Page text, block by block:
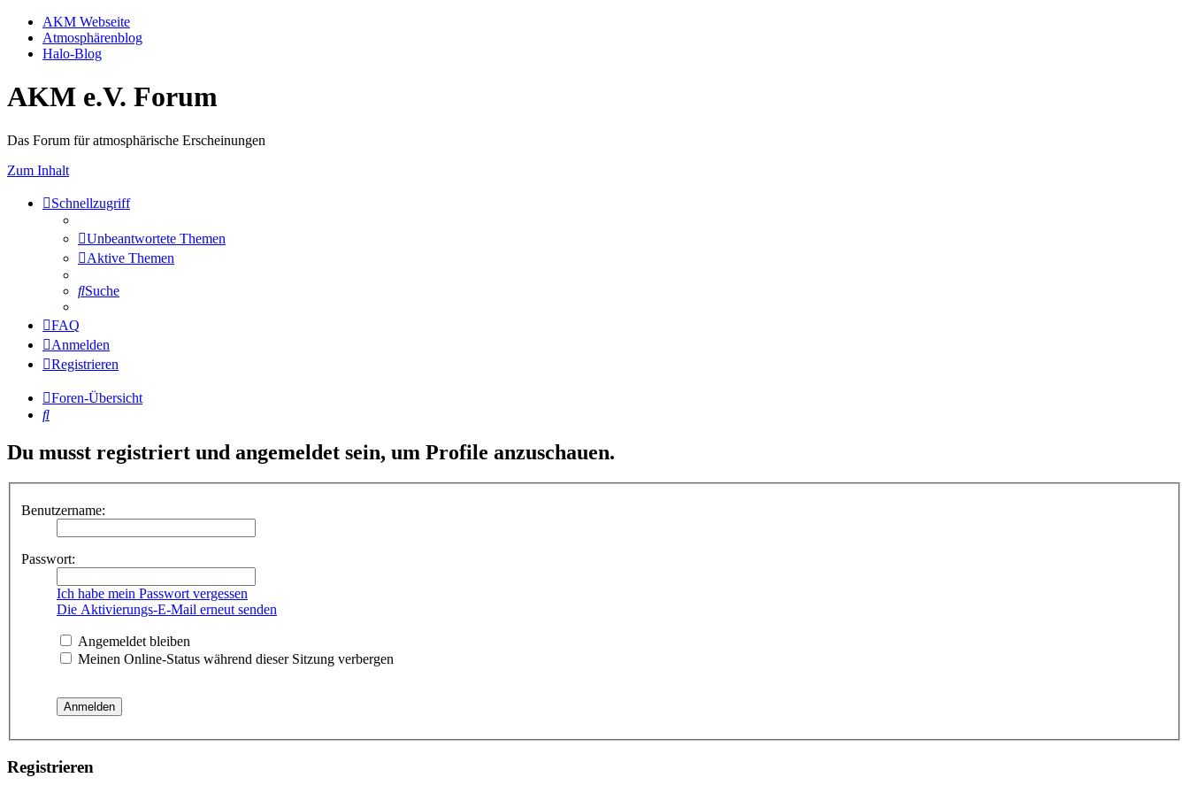
AKM Webseite
Atmosphärenblog
Halo-Blog
AKM e.V. Forum
Das Forum für atmosphärische Erscheinungen
Zum Inhalt
Schnellzugriff
Unbeantwortete Themen
Aktive Themen
Suche
FAQ
Anmelden
Registrieren
Foren-Übersicht
Suche
Du musst registriert und angemeldet sein, um Profile anzuschauen.
Benutzername:
Passwort:
Ich habe mein Passwort vergessen
Die Aktivierungs-E-Mail erneut senden
Angemeldet bleiben
Meinen Online-Status während dieser Sitzung verbergen
Registrieren